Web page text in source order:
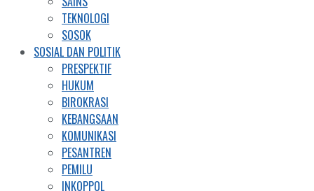
TEKNOLOGI
SOSOK
SOSIAL DAN POLITIK
PRESPEKTIF
HUKUM
BIROKRASI
KEBANGSAAN
KOMUNIKASI
PESANTREN
PEMILU
INKOPPOL